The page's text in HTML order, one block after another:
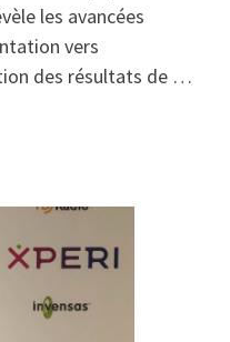
les avancées
vers
des résultats de …